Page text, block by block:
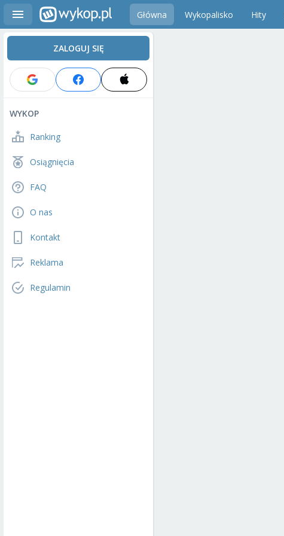
Główna Wykopalisko Hity
ZALOGUJ SIĘ
WYKOP
Ranking
Osiągnięcia
FAQ
O nas
Kontakt
Reklama
Regulamin